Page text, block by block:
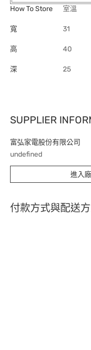
How To Store
室溫
寬 31
高 40
深 25
SUPPLIER
富弘家電股份有限公司
undefined
進入
付款方式與配送